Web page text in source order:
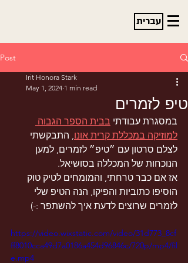
עברית
Post
טיפ לזמרים
Irit Honora Stark
May 1, 2024 1 min read
במסגרת עבודתי בבית הספר הגבוה
למוזיקה במכללת קרית אונו, התבקשתי
לצלם סרטון עם ״טיפ״ לזמרים, למען
הנוכחות של המכללה בסושיאל.
אז אם כבר טרחתי, והמומחים לטיק טוק
הוסיפו כתוביות והפיקו, הנה הטיפ שלי
לזמרים שרוצים לדעת איך להשתפר :-)
https://video.wixstatic.com/video/31d773_8cf
ff8010cca49d7a0186a454d96846c/720p/mp4/fil
e.mp4